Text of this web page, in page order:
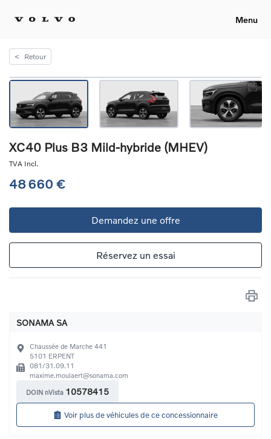
Menu
< Retour
XC40 Plus B3 Mild-hybride (MHEV)
TVA Incl.
48 660 €
Demandez une offre
Réservez un essai
SONAMA SA
Chaussée de Marche 441
5101 ERPENT
081/31.09.11
maxime.moulaert@sonama.com
DOIN nVista 10578415
Voir plus de véhicules de ce concessionnaire